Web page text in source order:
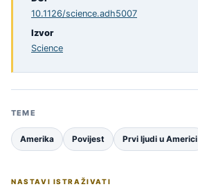
10.1126/science.adh5007
Izvor
Science
TEME
Amerika Povijest Prvi ljudi u Americi
NASTAVI ISTRAŽIVATI